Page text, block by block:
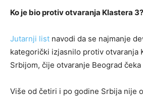
Ko je bio protiv otvaranja Klastera 3?
Jutarnji list navodi da se najmanje
kategorički izjasnilo protiv otvaranja
Srbijom, čije otvaranje Beograd
Više od četiri i po godine Srbija nije